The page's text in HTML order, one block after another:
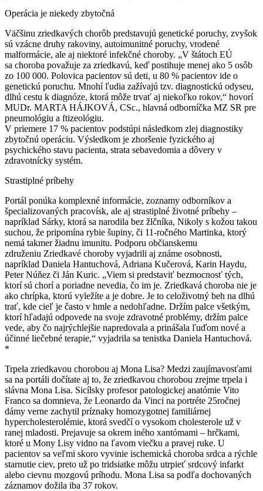
Operácia je niekedy zbytočná
Väčšinu zriedkavých chorôb predstavujú genetické poruchy, zvyšok
sú vzácne druhy rakoviny, autoimunitné poruchy, vrodené
malformácie, ale aj niektoré infekčné choroby. „V štátoch EÚ
sa choroba považuje za zriedkavú, keď postihuje menej ako 5 osôb
zo 100 000. Polovica pacientov sú deti, u 80 % pacientov ide o
genetickú poruchu. Mnohí ľudia zažívajú tzv. diagnostickú odyseu,
dlhú cestu k diagnóze, ktorá môže trvať aj niekoľko rokov,“ hovorí
MUDr. MARTA HÁJKOVÁ, CSc., hlavná odborníčka MZ SR pre
pneumológiu a ftizeológiu.
V priemere 17 % pacientov podstúpi následkom zlej diagnostiky
zbytočnú operáciu. Výsledkom je zhoršenie fyzického aj
psychického stavu pacienta, strata sebavedomia a dôvery v
zdravotnícky systém.
Strastiplné príbehy
Portál ponúka komplexné informácie, zoznamy odborníkov a
špecializovaných pracovísk, ale aj strastiplné životné príbehy –
napríklad Sárky, ktorá sa narodila bez žlčníka, Nikoly s kožou takou
suchou, že pripomína rybie šupiny, či 11-ročného Martinka, ktorý
nemá takmer žiadnu imunitu. Podporu občianskemu
združeniu Zriedkavé choroby vyjadrili aj známe osobnosti,
napríklad Daniela Hantuchová, Adriana Kučerová, Karin Haydu,
Peter Núňez či Ján Kuric. „Viem si predstaviť bezmocnosť tých,
ktorí sú chorí a poriadne nevedia, čo im je. Zriedkavá choroba nie je
ako chrípka, ktorú vyležíte a je dobre. Je to celoživotný beh na dlhú
trať, kde cieľ je často v hmle a nedohľadne. Držím palce všetkým,
ktorí hľadajú odpovede na svoje zdravotné problémy, držím palce
vede, aby čo najrýchlejšie napredovala a prinášala ľuďom nové a
účinné liečebné terapie,“ vyjadrila sa tenistka Daniela Hantuchová.
*
Trpela zriedkavou chorobou aj Mona Lisa? Medzi zaujímavosťami
sa na portáli dočítate aj to, že zriedkavou chorobou zrejme trpela i
slávna Mona Lisa. Sicílsky profesor patologickej anatómie Vito
Franco sa domnieva, že Leonardo da Vinci na portréte 25ročnej
dámy verne zachytil príznaky homozygotnej familiárnej
hypercholesterolémie, ktorá svedčí o vysokom cholesterole už v
ranej mladosti. Prejavuje sa okrem iného xantómami – hrčkami,
ktoré u Mony Lisy vidno na ľavom viečku a pravej ruke. U
pacientov sa veľmi skoro vyvinie ischemická choroba srdca a rýchle
starnutie ciev, preto už po tridsiatke môžu utrpieť srdcový infarkt
alebo cievnu mozgovú príhodu. Mona Lisa sa podľa dochovaných
záznamov dožila iba 37 rokov.